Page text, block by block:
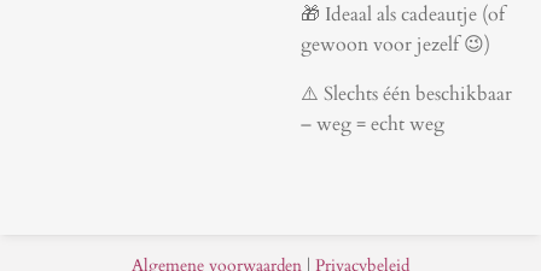
🎁 Ideaal als cadeautje (of
gewoon voor jezelf 😉)
⚠️ Slechts één beschikbaar
– weg = echt weg
Algemene voorwaarden | Privacybeleid